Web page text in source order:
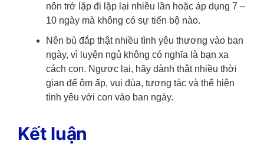
nôn trớ lặp đi lặp lại nhiều lần hoặc áp dụng 7 –
10 ngày mà không có sự tiến bộ nào.
Nên bù đắp thật nhiều tình yêu thương vào ban
ngày, vì luyện ngủ không có nghĩa là bạn xa
cách con. Ngược lại, hãy dành thật nhiều thời
gian để ôm ấp, vui đùa, tương tác và thể hiện
tình yêu với con vào ban ngày.
Kết luận